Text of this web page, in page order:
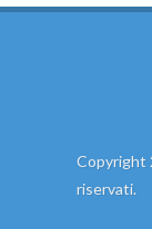
Copyright
riservati.